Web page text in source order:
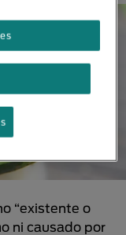
“existente o
ni causado por